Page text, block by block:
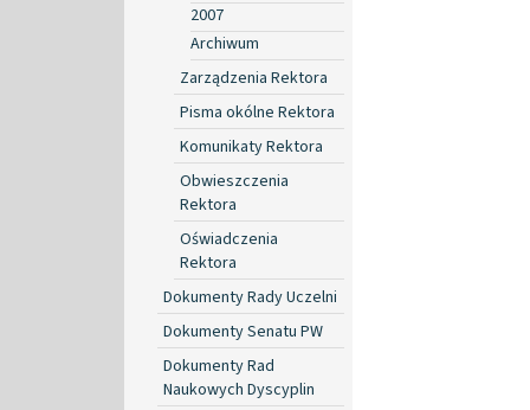
2007
Archiwum
Zarządzenia Rektora
Pisma okólne Rektora
Komunikaty Rektora
Obwieszczenia
Rektora
Oświadczenia
Rektora
Dokumenty Rady Uczelni
Dokumenty Senatu PW
Dokumenty Rad
Naukowych Dyscyplin